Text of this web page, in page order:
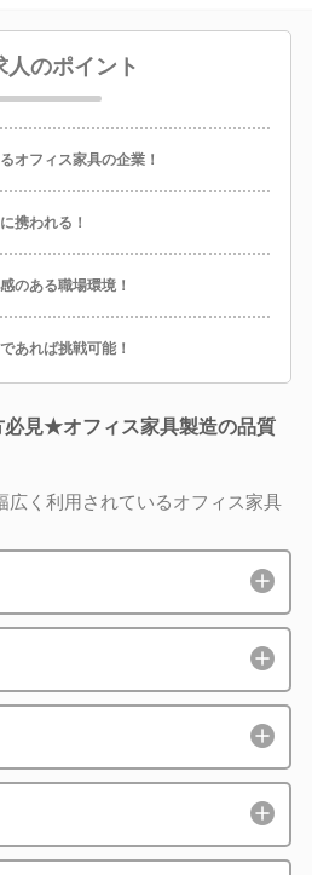
人のポイント
オフィス家具の企業！
携われる！
のある職場環境！
あれば挑戦可能！
見★オフィス家具製造の品質
広く利用されているオフィス家具